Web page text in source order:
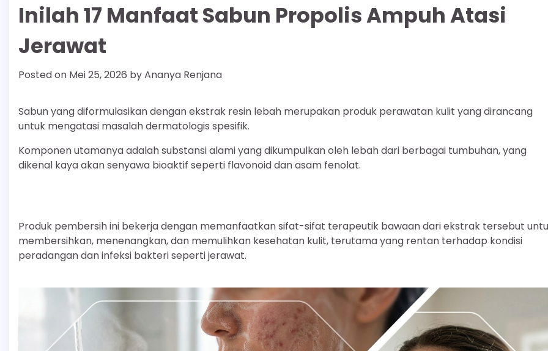
Inilah 17 Manfaat Sabun Propolis Ampuh Atasi
Jerawat
Posted on Mei 25, 2026 byAnanya Renjana
Sabun yang diformulasikan dengan ekstrak resin lebah merupakan produk perawatan kulit yang dirancang
untuk mengatasi masalah dermatologis spesifik.
Komponen utamanya adalah substansi alami yang dikumpulkan oleh lebah dari berbagai tumbuhan, yang
dikenal kaya akan senyawa bioaktif seperti flavonoid dan asam fenolat.
Produk pembersih ini bekerja dengan memanfaatkan sifat-sifat terapeutik bawaan dari ekstrak tersebut
membersihkan, menenangkan, dan memulihkan kesehatan kulit, terutama yang rentan terhadap kondisi
peradangan dan infeksi bakteri seperti jerawat.